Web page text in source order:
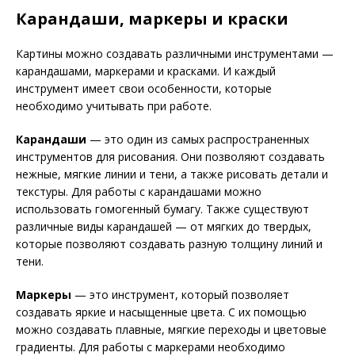
Карандаши, маркеры и краски
Картины можно создавать различными инструментами —
карандашами, маркерами и красками. И каждый
инструмент имеет свои особенности, которые
необходимо учитывать при работе.
Карандаши — это один из самых распространенных
инструментов для рисования. Они позволяют создавать
нежные, мягкие линии и тени, а также рисовать детали и
текстуры. Для работы с карандашами можно
использовать гомогенный бумагу. Также существуют
различные виды карандашей — от мягких до твердых,
которые позволяют создавать разную толщину линий и
тени.
Маркеры — это инструмент, который позволяет
создавать яркие и насыщенные цвета. С их помощью
можно создавать плавные, мягкие переходы и цветовые
градиенты. Для работы с маркерами необходимо